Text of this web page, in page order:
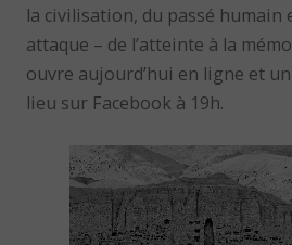
la civilisation, du passé humain
attaque – de l’atteinte à la
ouvre aujourd’hui en ligne et
lieu sur Facebook à 19h.